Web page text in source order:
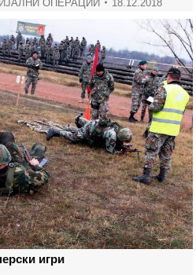
ОПЕРАЦИИ 18.12.2018
игри